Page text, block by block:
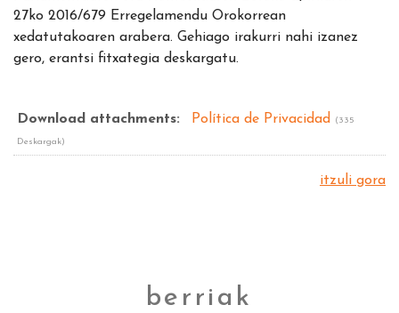
27ko 2016/679 Erregelamendu Orokorrean
xedatutakoaren arabera. Gehiago irakurri nahi izanez
gero, erantsi fitxategia deskargatu.
Download attachments: Política de Privacidad (335
Deskargak)
itzuli gora
berriak